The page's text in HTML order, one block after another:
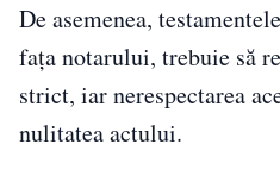
De asemenea,
fața notarului, trebuie să
strict, iar nerespectarea
nulitatea actului.